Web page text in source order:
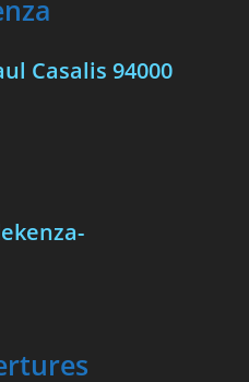
Casalis 94000